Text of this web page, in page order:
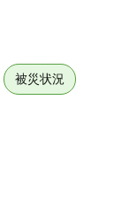
被災状況